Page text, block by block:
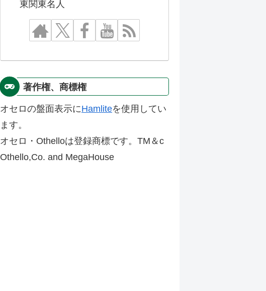
東関東名人
著作権、商標権
オセロの盤面表示にHamliteを使用してい
ます。
オセロ・Othelloは登録商標です。TM＆c
Othello,Co. and MegaHouse